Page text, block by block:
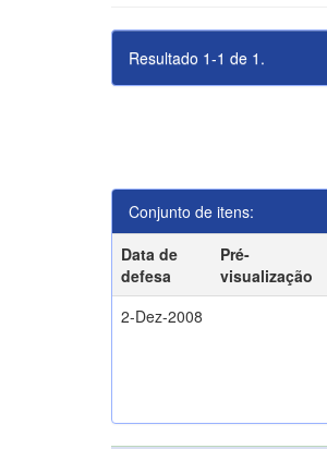
Resultado 1-1 de 1.
Conjunto de itens:
Data de
defesa
Pré-
visualização
2-Dez-2008